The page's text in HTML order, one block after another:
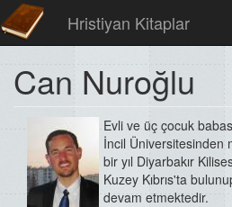
Hristiyan Kitaplar
Can Nuroğlu
Evli ve üç çocuk
İncil Üniversitesinden
bir yıl Diyarbakır
Kuzey Kıbrıs'ta
devam etmektedir.